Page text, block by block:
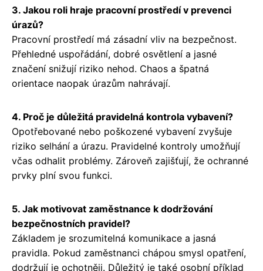
3. Jakou roli hraje pracovní prostředí v prevenci
úrazů?
Pracovní prostředí má zásadní vliv na bezpečnost.
Přehledné uspořádání, dobré osvětlení a jasné
značení snižují riziko nehod. Chaos a špatná
orientace naopak úrazům nahrávají.
4. Proč je důležitá pravidelná kontrola vybavení?
Opotřebované nebo poškozené vybavení zvyšuje
riziko selhání a úrazu. Pravidelné kontroly umožňují
včas odhalit problémy. Zároveň zajišťují, že ochranné
prvky plní svou funkci.
5. Jak motivovat zaměstnance k dodržování
bezpečnostních pravidel?
Základem je srozumitelná komunikace a jasná
pravidla. Pokud zaměstnanci chápou smysl opatření,
dodržují je ochotněji. Důležitý je také osobní příklad